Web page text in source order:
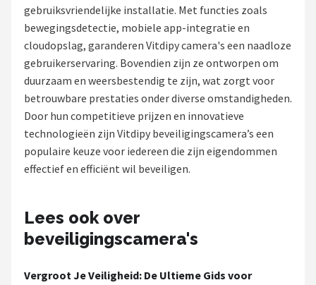
NAS
Shop
POPULAIRE MERKEN
Eufy
Home-Locking
Reolink
EZVIZ
Hikvision
TP-Link
gebruiksvriendelijke installatie. Met functies zoals
bewegingsdetectie, mobiele app-integratie en
cloudopslag, garanderen Vitdipy camera's een naadloze
gebruikerservaring. Bovendien zijn ze ontworpen om
duurzaam en weersbestendig te zijn, wat zorgt voor
betrouwbare prestaties onder diverse omstandigheden.
Door hun competitieve prijzen en innovatieve
technologieën zijn Vitdipy beveiligingscamera’s een
populaire keuze voor iedereen die zijn eigendommen
effectief en efficiënt wil beveiligen.
Lees ook over
beveiligingscamera's
Vergroot Je Veiligheid: De Ultieme Gids voor